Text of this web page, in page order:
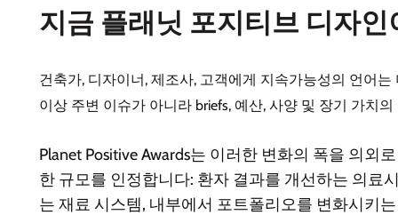
지금 플래닛 포지티브 디자
건축가, 디자이너, 제조사, 고객에게 지속가능성의 언어
이상 주변 이슈가 아니라 briefs, 예산, 사양 및 장기 가치
Planet Positive Awards는 이러한 변화의 폭을 의
한 규모를 인정합니다: 환자 결과를 개선하는 의료
는 재료 시스템, 내부에서 포트폴리오를 변화시키